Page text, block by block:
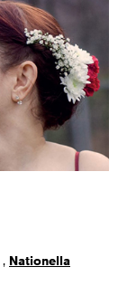
, Nationella